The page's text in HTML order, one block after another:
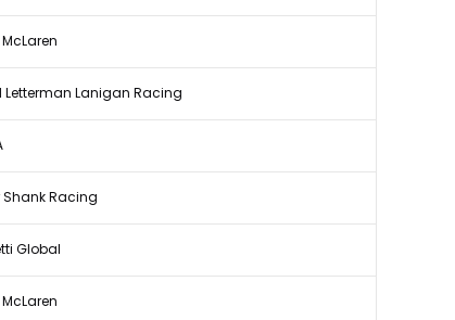
Letterman Lanigan Racing
Shank Racing
Global